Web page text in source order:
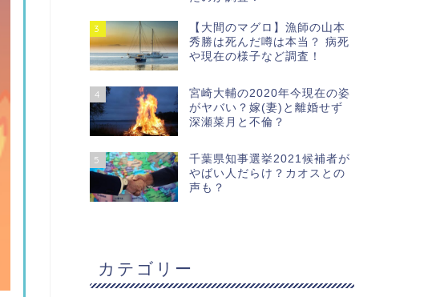
3
【大間のマグロ】漁師の山本
秀勝は死んだ噂は本当？ 病死
や現在の様子など調査！
4
宮崎大輔の2020年今現在の姿
がヤバい？嫁(妻)と離婚せず
深瀬菜月と不倫？
5
千葉県知事選挙2021候補者が
やばい人だらけ？カオスとの
声も？
カテゴリー